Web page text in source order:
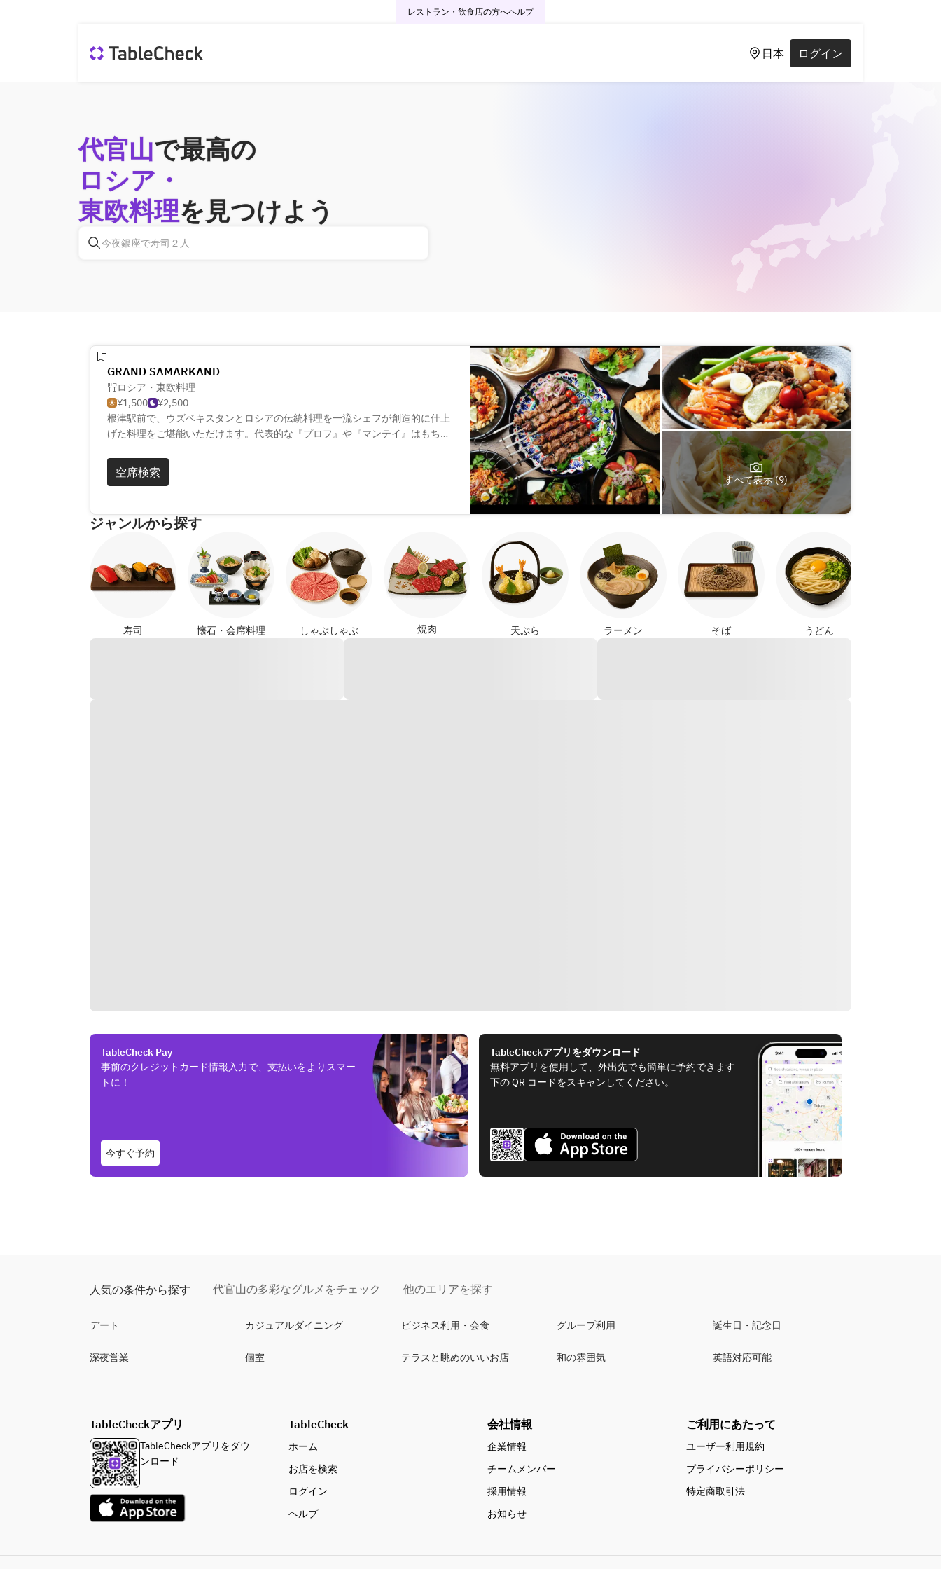
レストラン・飲食店の方へヘルプ
日本 ログイン
代官山で最高の
ロシア・
東欧料理を見つけよう
GRAND SAMARKAND
ロシア・東欧料理
¥1,500
¥2,500
根津駅前で、ウズベキスタンとロシアの伝統料理を一流シェフが創造的に仕上
げた料理をご堪能いただけます。代表的な『プロフ』や『マンテイ』はもちろ
で、特別なひと時をお過ごしください。手作りスイーツもぜひお試しくださ
い。
空席検索
すべて表示 (9)
ジャンルから探す
寿司 懐石・会席料理 しゃぶしゃぶ 焼肉 天ぷら ラーメン そば うどん
TableCheck Pay
事前のクレジットカード情報入力で、支払いをよりスマー
トに！
今すぐ予約
TableCheckアプリをダウンロード
無料アプリを使用して、外出先でも簡単に予約できます
下の QR コードをスキャンしてください。
人気の条件から探す 代官山の多彩なグルメをチェック 他のエリアを探す
デート カジュアルダイニング ビジネス利用・会食 グループ利用 誕生日・記念日
深夜営業 個室 テラスと眺めのいいお店 和の雰囲気 英語対応可能
TableCheckアプリ
TableCheckアプリをダウ
ンロード
TableCheck
ホーム
お店を検索
ログイン
ヘルプ
会社情報
企業情報
チームメンバー
採用情報
お知らせ
ご利用にあたって
ユーザー利用規約
プライバシーポリシー
特定商取引法